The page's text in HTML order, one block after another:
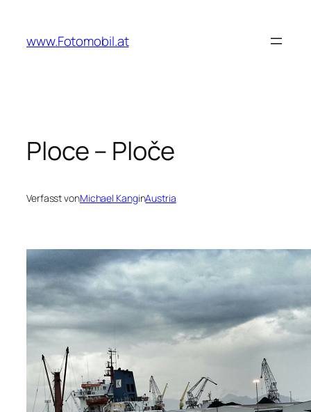
springen
www.Fotomobil.at
Ploce – Ploče
Verfasst vonMichael KanginAustria